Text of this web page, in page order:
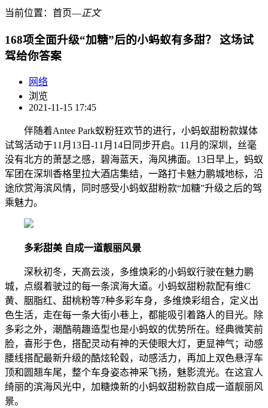
当前位置： 首页―正文
168项全面升级“加糖”后的小蚂蚁有多甜？ 这场试
驾给你答案
网络
浏览
2021-11-15 17:45
伴随着Antee Park蚁粉狂欢节的进行，小蚂蚁甜粉款媒体
试驾活动于11月13日-11月14日同步开启。11月的深圳，丝毫
没有北方的萧瑟之感，碧海蓝天，海风拂面。13日早上，蚂蚁
军团在深圳香格里拉大酒店集结，一路打卡魅力鹏城地标，沿
途欣赏海滨风情，同时感受小蚂蚁甜粉款“加糖”升级之后的驾
乘魅力。
多彩甜美 自成一道靓丽风景
深秋初冬，天高云淡，多维焕彩的小蚂蚁行驶在魅力鹏
城，点缀着驶过的每一条滨海大道。小蚂蚁甜粉款配有维C
黄、胭脂红、甜桃粉等7种多彩车身，多维焕彩组合，定义出
色生活，走在每一条大街小巷上，都能吸引着路人的目光。除
多彩之外，潮酷萌趣造型也是小蚂蚁的优势所在。经典微笑前
脸，喜形于色，搭配灵动有神的天使眼大灯，更显神气；动感
腰线搭配最新升级的酷炫轮毂，动感活力，再加上双色悬浮车
顶和圆翘车尾，整个车身姿态神采飞扬，魅影流光。在这宜人
绮丽的滨海风光中，加糖焕新的小蚂蚁甜粉款自成一道靓丽风
景。